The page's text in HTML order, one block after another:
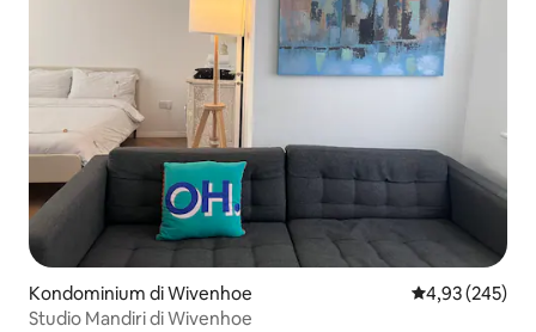
Kondominium di Wivenhoe Nilai rata-rata
4,93 (245)
Studio Mandiri di Wivenhoe